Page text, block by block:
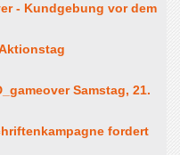
- Kundgebung vor dem
Samstag, 21.
fordert